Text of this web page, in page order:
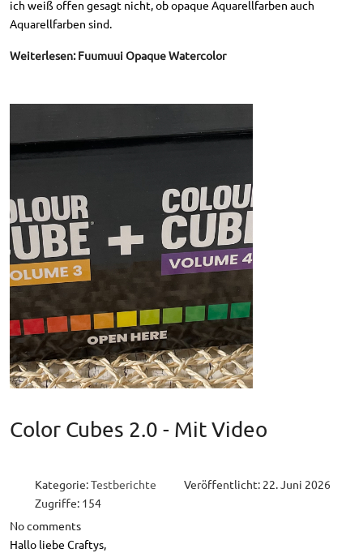
ich weiß offen gesagt nicht, ob opaque Aquarellfarben auch
Aquarellfarben sind.
Weiterlesen: Fuumuui Opaque Watercolor
Color Cubes 2.0 - Mit Video
Kategorie:Testberichte
Veröffentlicht: 22. Juni 2026
Zugriffe: 154
No comments
Hallo liebe Craftys,